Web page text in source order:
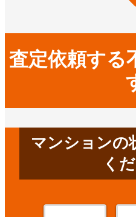
査定依頼する
マンションの
く